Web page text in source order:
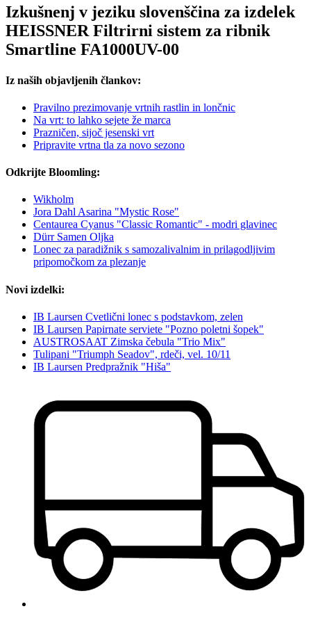
Izkušnenj v jeziku slovenščina za izdelek
HEISSNER Filtrirni sistem za ribnik
Smartline FA1000UV-00
Iz naših objavljenih člankov:
Pravilno prezimovanje vrtnih rastlin in lončnic
Na vrt: to lahko sejete že marca
Prazničen, sijoč jesenski vrt
Pripravite vrtna tla za novo sezono
Odkrijte Bloomling:
Wikholm
Jora Dahl Asarina "Mystic Rose"
Centaurea Cyanus "Classic Romantic" - modri glavinec
Dürr Samen Oljka
Lonec za paradižnik s samozalivalnim in prilagodljivim
pripomočkom za plezanje
Novi izdelki:
IB Laursen Cvetlični lonec s podstavkom, zelen
IB Laursen Papirnate serviete "Pozno poletni šopek"
AUSTROSAAT Zimska čebula "Trio Mix"
Tulipani "Triumph Seadov", rdeči, vel. 10/11
IB Laursen Predpražnik "Hiša"